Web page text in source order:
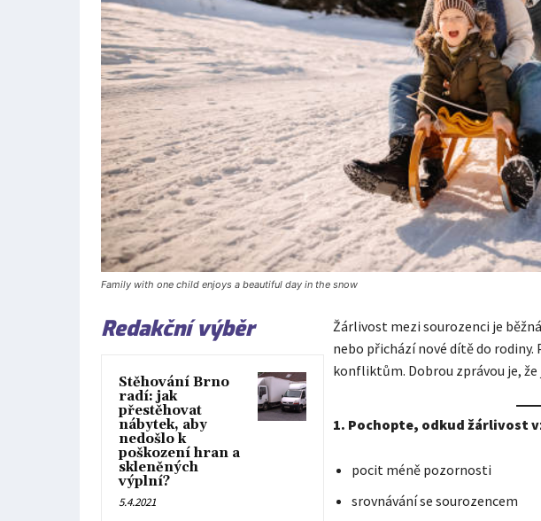
Family with one child enjoys a beautiful day in the snow
Redakční výběr
Stěhování Brno
radí: jak
přestěhovat
nábytek, aby
nedošlo k
poškození hran a
skleněných
výplní?
5.4.2021
Žárlivost mezi sourozenci je
nebo přichází nové dítě do rodiny.
konfliktům. Dobrou zprávou je,
1. Pochopte, odkud žárlivost
pocit méně pozornosti
srovnávání se sourozencem